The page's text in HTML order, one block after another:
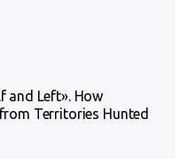
and Left». How
Territories Hunted